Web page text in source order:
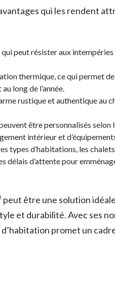
qui les rendent
peut résister aux intempéries
thermique, ce qui permet
long de l’année.
rustique et authentique au
être personnalisés selon
intérieur et
types d’habitations, les
délais d’attente pour
peut être une solution
et durabilité. Avec ses
promet un